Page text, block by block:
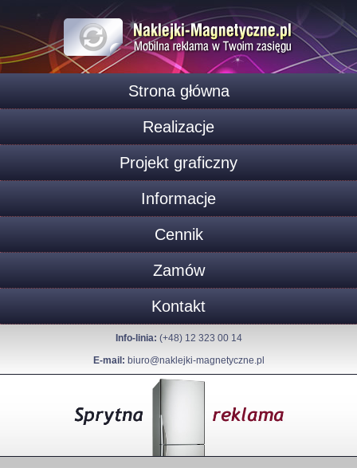
Strona główna
Realizacje
Projekt graficzny
Informacje
Cennik
Zamów
Kontakt
Info-linia: (+48) 12 323 00 14
E-mail: biuro@naklejki-magnetyczne.pl